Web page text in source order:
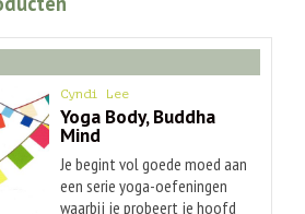
Cyndi Lee
Yoga Body, Buddha
Mind
Je begint vol goede moed aan
een serie yoga-oefeningen
waarbij je probeert je hoofd